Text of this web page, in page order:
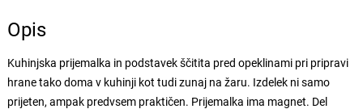
Opis
Kuhinjska prijemalka in podstavek ščitita pred opeklinami pri pripravi
hrane tako doma v kuhinji kot tudi zunaj na žaru. Izdelek ni samo
prijeten, ampak predvsem praktičen. Prijemalka ima magnet. Del